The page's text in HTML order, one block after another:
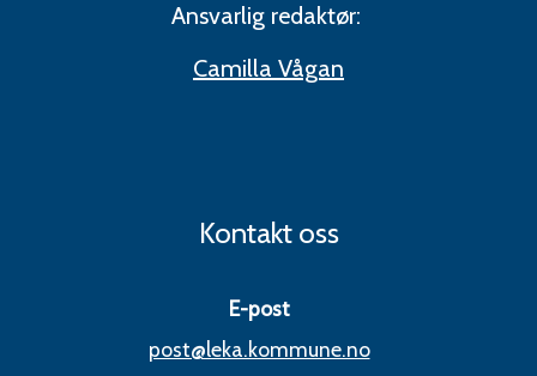
Ansvarlig redaktør:
Camilla Vågan
Kontakt oss
E-post
post@leka.kommune.no